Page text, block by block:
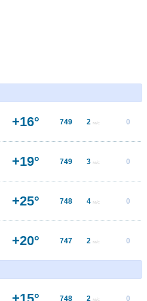
+16° 749 2 м/с 0
+19° 749 3 м/с 0
+25° 748 4 м/с 0
+20° 747 2 м/с 0
+15° 748 2 м/с 0